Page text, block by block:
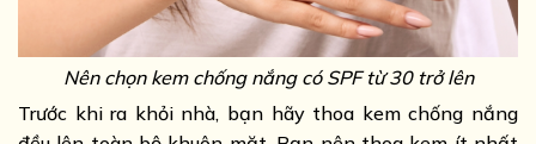
Nên chọn kem chống nắng có SPF từ 30 trở lên
Trước khi ra khỏi nhà, bạn hãy thoa kem chống nắng